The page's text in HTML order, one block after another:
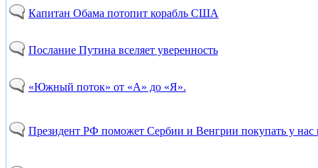
Капитан Обама потопит корабль США
Послание Путина вселяет уверенность
«Южный поток» от «А» до «Я».
Президент РФ поможет Сербии и Венгрии покупать у нас